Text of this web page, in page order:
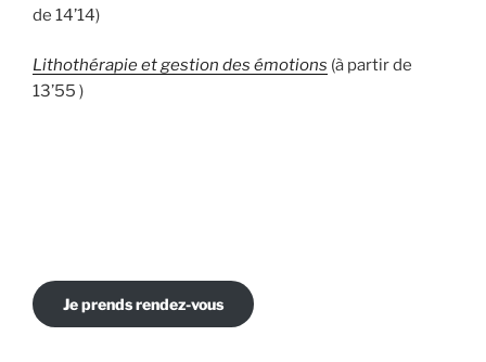
de 14’14)
Lithothérapie et gestion des émotions (à partir de
13’55 )
Je prends rendez-vous